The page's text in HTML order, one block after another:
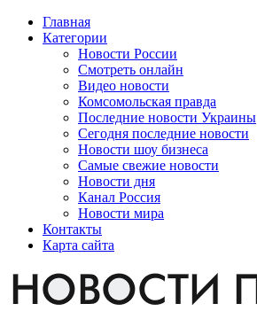
Главная
Категории
Новости России
Смотреть онлайн
Видео новости
Комсомольская правда
Последние новости Украины
Сегодня последние новости
Новости шоу бизнеса
Самые свежие новости
Новости дня
Канал Россия
Новости мира
Контакты
Карта сайта